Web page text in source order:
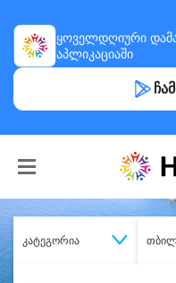
ყოველდღიური
აპლიკაციაში
კატეგორია